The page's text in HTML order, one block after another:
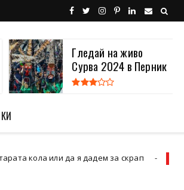
Гледай на живо
Сурва 2024 в Перник
я дадем за скрап Uncategorized